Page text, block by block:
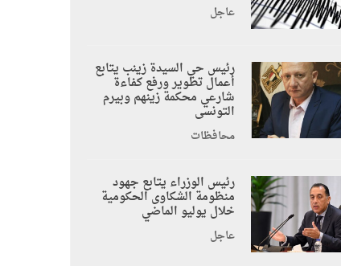
عاجل
رئيس حي السيدة زينب يتابع
أعمال تطوير ورفع كفاءة
شارعي محكمة زينهم وبيرم
التونسى
محافظات
رئيس الوزراء يتابع جهود
منظومة الشكاوى الحكومية
خلال يوليو الماضي
عاجل